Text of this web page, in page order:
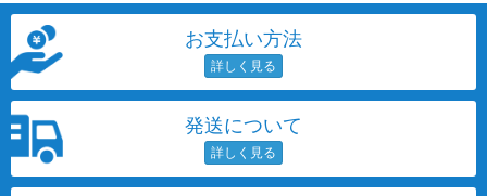
お支払い方法
発送について